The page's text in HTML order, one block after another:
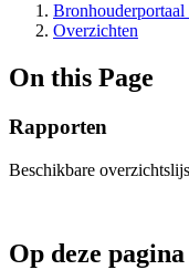
Overzichten
On this Page
Rapporten
Beschikbare
Op deze pagina